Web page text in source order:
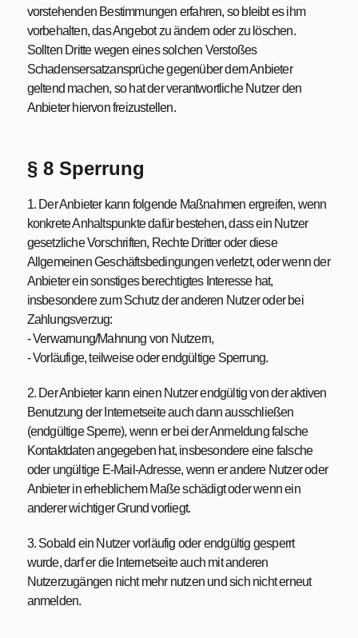
vorstehenden Bestimmungen erfahren, so bleibt es ihm
vorbehalten, das Angebot zu ändern oder zu löschen.
Sollten Dritte wegen eines solchen Verstoßes
Schadensersatzansprüche gegenüber dem Anbieter
geltend machen, so hat der verantwortliche Nutzer den
Anbieter hiervon freizustellen.
§ 8 Sperrung
1. Der Anbieter kann folgende Maßnahmen ergreifen, wenn
konkrete Anhaltspunkte dafür bestehen, dass ein Nutzer
gesetzliche Vorschriften, Rechte Dritter oder diese
Allgemeinen Geschäftsbedingungen verletzt, oder wenn der
Anbieter ein sonstiges berechtigtes Interesse hat,
insbesondere zum Schutz der anderen Nutzer oder bei
Zahlungsverzug:
- Verwarnung/Mahnung von Nutzern,
- Vorläufige, teilweise oder endgültige Sperrung.
2. Der Anbieter kann einen Nutzer endgültig von der aktiven
Benutzung der Internetseite auch dann ausschließen
(endgültige Sperre), wenn er bei der Anmeldung falsche
Kontaktdaten angegeben hat, insbesondere eine falsche
oder ungültige E-Mail-Adresse, wenn er andere Nutzer oder
Anbieter in erheblichem Maße schädigt oder wenn ein
anderer wichtiger Grund vorliegt.
3. Sobald ein Nutzer vorläufig oder endgültig gesperrt
wurde, darf er die Internetseite auch mit anderen
Nutzerzugängen nicht mehr nutzen und sich nicht erneut
anmelden.